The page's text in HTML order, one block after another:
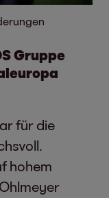
Gruppe
für die
hohem